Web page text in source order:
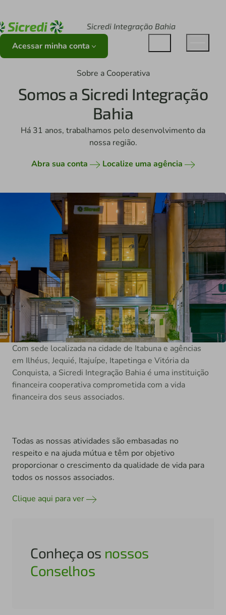
Sicredi Integração Bahia
Acessar minha conta
Sobre a Cooperativa
Somos a Sicredi Integração
Bahia
Há 31 anos, trabalhamos pelo desenvolvimento da
nossa região.
Abra sua conta
Localize uma agência
Com sede localizada na cidade de Itabuna e agências
em Ilhéus, Jequié, Itajuípe, Itapetinga e Vitória da
Conquista, a Sicredi Integração Bahia é uma instituição
financeira cooperativa comprometida com a vida
financeira dos seus associados.
Todas as nossas atividades são embasadas no
respeito e na ajuda mútua e têm por objetivo
proporcionar o crescimento da qualidade de vida para
todos os nossos associados.
Clique aqui para ver
Conheça os nossos
Conselhos